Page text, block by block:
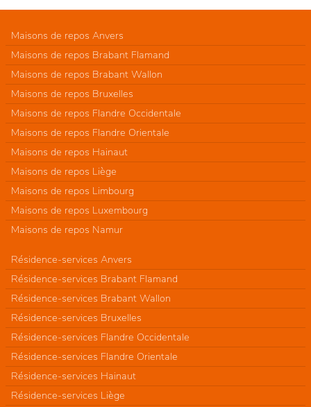
Maisons de repos Anvers
Maisons de repos Brabant Flamand
Maisons de repos Brabant Wallon
Maisons de repos Bruxelles
Maisons de repos Flandre Occidentale
Maisons de repos Flandre Orientale
Maisons de repos Hainaut
Maisons de repos Liège
Maisons de repos Limbourg
Maisons de repos Luxembourg
Maisons de repos Namur
Résidence-services Anvers
Résidence-services Brabant Flamand
Résidence-services Brabant Wallon
Résidence-services Bruxelles
Résidence-services Flandre Occidentale
Résidence-services Flandre Orientale
Résidence-services Hainaut
Résidence-services Liège